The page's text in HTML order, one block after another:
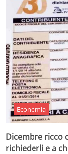
Economia
Dicembre ricco
richiederli e a